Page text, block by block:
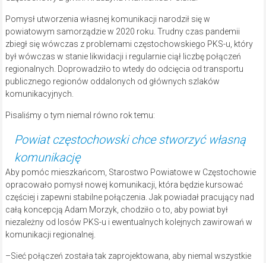
Pomysł utworzenia własnej komunikacji narodził się w
powiatowym samorządzie w 2020 roku. Trudny czas pandemii
zbiegł się wówczas z problemami częstochowskiego PKS-u, który
był wówczas w stanie likwidacji i regularnie ciął liczbę połączeń
regionalnych. Doprowadziło to wtedy do odcięcia od transportu
publicznego regionów oddalonych od głównych szlaków
komunikacyjnych.
Pisaliśmy o tym niemal równo rok temu:
Powiat częstochowski chce stworzyć własną
komunikację
Aby pomóc mieszkańcom, Starostwo Powiatowe w Częstochowie
opracowało pomysł nowej komunikacji, która będzie kursować
częściej i zapewni stabilne połączenia. Jak powiadał pracujący nad
całą koncepcją Adam Morzyk, chodziło o to, aby powiat był
niezależny od losów PKS-u i ewentualnych kolejnych zawirowań w
komunikacji regionalnej.
–Sieć połączeń została tak zaprojektowana, aby niemal wszystkie